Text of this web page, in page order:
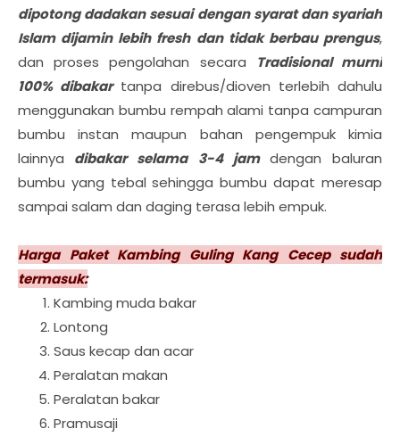
dipotong dadakan sesuai dengan syarat dan syariah
Islam dijamin lebih fresh dan tidak berbau prengus,
dan proses pengolahan secara
Tradisional murni
100% dibakartanpa direbus/dioven terlebih dahulu
menggunakan bumbu rempah alami tanpa campuran
bumbu instan maupun bahan pengempuk kimia
lainnya dibakar selama 3-4 jam dengan baluran
bumbu yang tebal sehingga bumbu dapat meresap
sampai salam dan daging terasa lebih empuk.
Harga Paket Kambing Guling Kang Cecep sudah
termasuk:
Kambing muda bakar
Lontong
Saus kecap dan acar
Peralatan makan
Peralatan bakar
Pramusaji